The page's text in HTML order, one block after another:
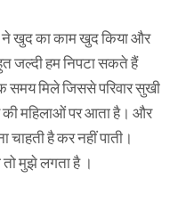
खुद का काम खुद किया और
जल्दी हम निपटा सकते हैं
मिले जिससे परिवार सुखी
की महिलाओं पर आता है। और
है कर नहीं पाती।
मुझे लगता है ।